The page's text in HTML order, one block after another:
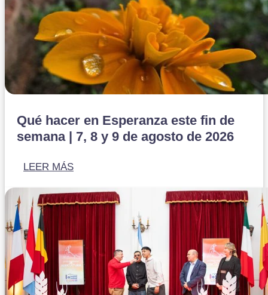
Qué hacer en Esperanza este fin de
semana | 7, 8 y 9 de agosto de 2026
LEER MÁS